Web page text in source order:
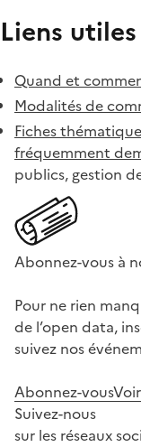
Liens utiles
Quand et
Modalités de
Fiches
fréquemment
publics, gestion
Abonnez-vous à
Pour ne rien
de l’open data,
suivez nos
Abonnez-vous
Suivez-nous
sur les réseaux